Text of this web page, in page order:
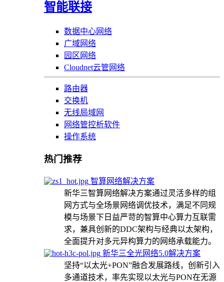
智能联接
数据中心网络
广域网络
园区网络
Cloudnet云管网络
路由器
交换机
无线局域网
网络管控析软件
操作系统
热门推荐
智算网络解决方案
新华三智算网络解决方案通过灵活多样的组
网方式与全场景网络调优技术，满足不同规
模与场景下日益严苛的智算中心算力互联需
求，兼具创新的DDC架构与经典以太架构，
全面提升对多元异构算力的网络承载能力。
新华三全光网络5.0解决方案
坚持“以太光+PON”融合发展路线，创新引入
多通道技术，率先实现以太光与PON在无源